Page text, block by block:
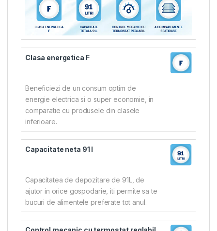
Clasa energetica F
Beneficiezi de un consum optim de
energie electrica si o super economie, in
comparatie cu produsele din clasele
inferioare.
Capacitate neta 91 l
Capacitatea de depozitare de 91L, de
ajutor in orice gospodarie, iti permite sa te
bucuri de alimentele preferate tot anul.